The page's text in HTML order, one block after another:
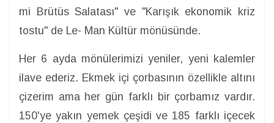
mi Brütüs Salatası" ve "Karışık ekonomik kriz
tostu" de Le- Man Kültür mönüsünde.
Her 6 ayda mönülerimizi yeniler, yeni kalemler
ilave ederiz. Ekmek içi çorbasının özellikle altını
çizerim ama her gün farklı bir çorbamız vardır.
150'ye yakın yemek çeşidi ve 185 farklı içecek